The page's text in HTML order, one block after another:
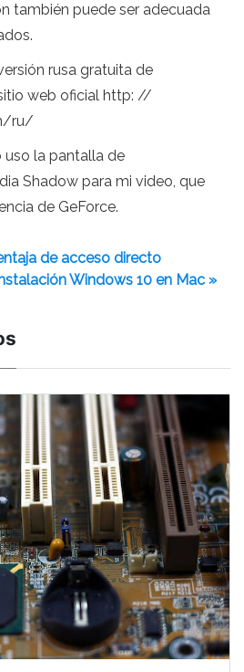
también puede ser adecuada
rusa gratuita de
web oficial http: //
ru/
uso la pantalla de
Shadow para mi video, que
de GeForce.
de acceso directo
Windows 10 en Mac »